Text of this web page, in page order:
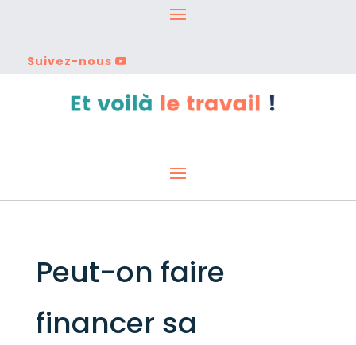
Suivez-nous
Peut-on faire
financer sa